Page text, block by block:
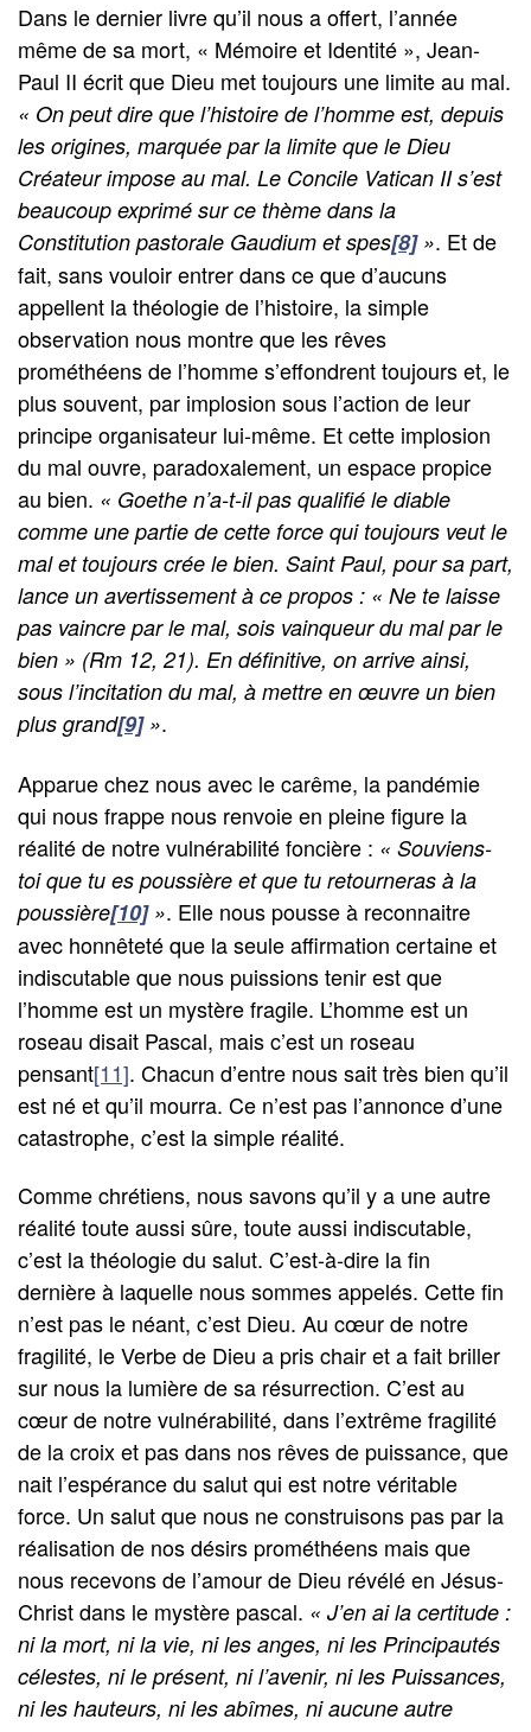
Dans le dernier livre qu’il nous a offert, l’année
même de sa mort, « Mémoire et Identité », Jean-
Paul II écrit que Dieu met toujours une limite au mal.
« On peut dire que l’histoire de l’homme est, depuis
les origines, marquée par la limite que le Dieu
Créateur impose au mal. Le Concile Vatican II s’est
beaucoup exprimé sur ce thème dans la
Constitution pastorale Gaudium et spes[8]». Et de
fait, sans vouloir entrer dans ce que d’aucuns
appellent la théologie de l’histoire, la simple
observation nous montre que les rêves
prométhéens de l’homme s’effondrent toujours et, le
plus souvent, par implosion sous l’action de leur
principe organisateur lui-même. Et cette implosion
du mal ouvre, paradoxalement, un espace propice
au bien. « Goethe n’a-t-il pas qualifié le diable
comme une partie de cette force qui toujours veut le
mal et toujours crée le bien. Saint Paul, pour sa part,
lance un avertissement à ce propos : « Ne te laisse
pas vaincre par le mal, sois vainqueur du mal par le
bien » (Rm 12, 21). En définitive, on arrive ainsi,
sous l’incitation du mal, à mettre en œuvre un bien
plus grand[9]».
Apparue chez nous avec le carême, la pandémie
qui nous frappe nous renvoie en pleine figure la
réalité de notre vulnérabilité foncière : « Souviens-
toi que tu es poussière et que tu retourneras à la
poussière[10]». Elle nous pousse à reconnaitre
avec honnêteté que la seule affirmation certaine et
indiscutable que nous puissions tenir est que
l’homme est un mystère fragile. L’homme est un
roseau disait Pascal, mais c’est un roseau
pensant[11]. Chacun d’entre nous sait très bien qu’il
est né et qu’il mourra. Ce n’est pas l’annonce d’une
catastrophe, c’est la simple réalité.
Comme chrétiens, nous savons qu’il y a une autre
réalité toute aussi sûre, toute aussi indiscutable,
c’est la théologie du salut. C’est-à-dire la fin
dernière à laquelle nous sommes appelés. Cette fin
n’est pas le néant, c’est Dieu. Au cœur de notre
fragilité, le Verbe de Dieu a pris chair et a fait briller
sur nous la lumière de sa résurrection. C’est au
cœur de notre vulnérabilité, dans l’extrême fragilité
de la croix et pas dans nos rêves de puissance, que
nait l’espérance du salut qui est notre véritable
force. Un salut que nous ne construisons pas par la
réalisation de nos désirs prométhéens mais que
nous recevons de l’amour de Dieu révélé en Jésus-
Christ dans le mystère pascal. « J’en ai la certitude :
ni la mort, ni la vie, ni les anges, ni les Principautés
célestes, ni le présent, ni l’avenir, ni les Puissances,
ni les hauteurs, ni les abîmes, ni aucune autre